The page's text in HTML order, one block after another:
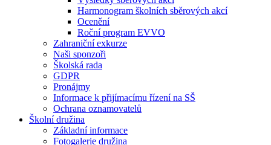
Harmonogram školních sběrových akcí
Ocenění
Roční program EVVO
Zahraniční exkurze
Naši sponzoři
Školská rada
GDPR
Pronájmy
Informace k přijímacímu řízení na SŠ
Ochrana oznamovatelů
Školní družina
Základní informace
Fotogalerie družina